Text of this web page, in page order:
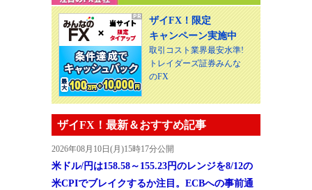
ザイFX！限定
キャンペーン実施中
取引コスト業界最安水準!
トレイダーズ証券みんな
のFX
ザイFX！最新＆おすすめ記事
2026年08月10日(月)15時17分公開
米ドル/円は158.58～155.23円のレンジを8/12の
米CPIでブレイクするか注目。ECBへの事前通